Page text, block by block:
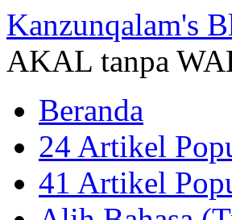
Kanzunqalam's
AKAL tanpa
Beranda
24 Artikel
41 Artikel